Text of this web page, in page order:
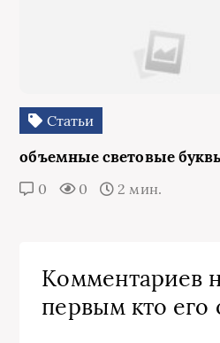
Статьи
объемные световые
0 0 2 мин.
Комментариев
первым кто его